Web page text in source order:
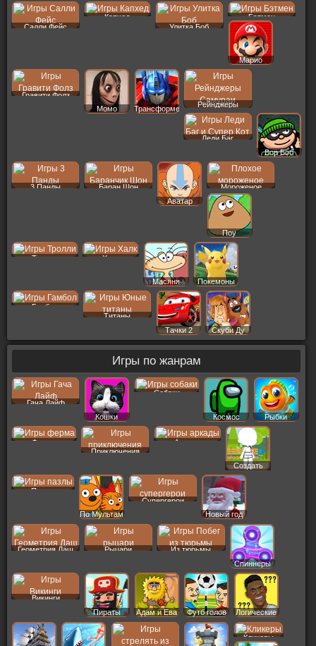
Салли Фейс
Капхед
Улитка Боб
Бэтмен
Марио
Гравити Фолз
Момо
Трансформеры
Рейнджеры
Леди Баг
Вор Боб
3 Панды
Баран Шон
Аватар
Мороженое
Поу
Тролли Халк
Масяня Покемоны
Гамбол
Титаны
Тачки 2
Скуби Ду
Игры по жанрам
Гача Лайф
Кошки
Собаки
Космос Рыбки
Ферма
Приключения
Аркады
Создать
Пер
Пазлы
По Мультам
Супергерои
Новый год
Геометрия Даш Рыцари
Из тюрьмы
Спиннеры
Викинги
Пираты
Адам и Ева Футб голов Логические
Кликеры